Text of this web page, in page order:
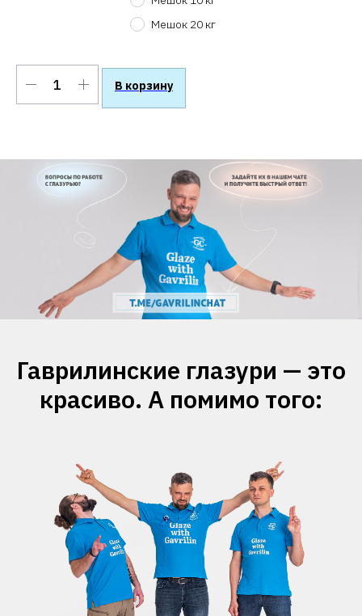
Мешок 20 кг
В корзину
Гаврилинские глазури — это
красиво. А помимо того: